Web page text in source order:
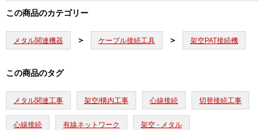
この商品のカテゴリー
メタル関連機器 ケーブル接続工具 架空PAT接続機
この商品のタグ
メタル関連工事 架空/構内工事 心線接続 切替接続工事
心線接続 有線ネットワーク 架空 - メタル